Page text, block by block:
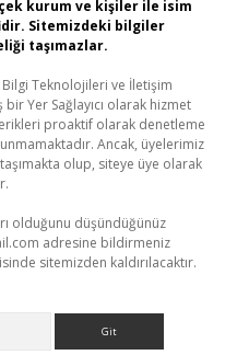
kurum ve kişiler ile isim
Sitemizdeki bilgiler
taşımazlar.
Bilgi Teknolojileri ve İletişim
Yer Sağlayıcı olarak hizmet
proaktif olarak denetleme
Ancak, üyelerimiz
olup, siteye üye olarak
olduğunu düşündüğünüz
adresine bildirmeniz
sitemizden kaldırılacaktır.